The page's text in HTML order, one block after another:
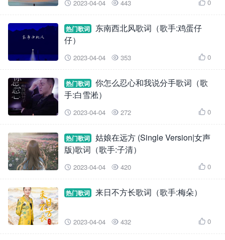
 2023-04-04  443  0
热门歌词
东南西北风歌词（歌手:鸡蛋仔
仔）
 2023-04-04  353  0
热门歌词
你怎么忍心和我说分手歌词（歌
手:白雪淞）
 2023-04-04  272  0
热门歌词
姑娘在远方 (Single Version|女声
版)歌词（歌手:子清）
 2023-04-04  420  0
热门歌词 来日不方长歌词（歌手:梅朵）
 2023-04-04  432  0